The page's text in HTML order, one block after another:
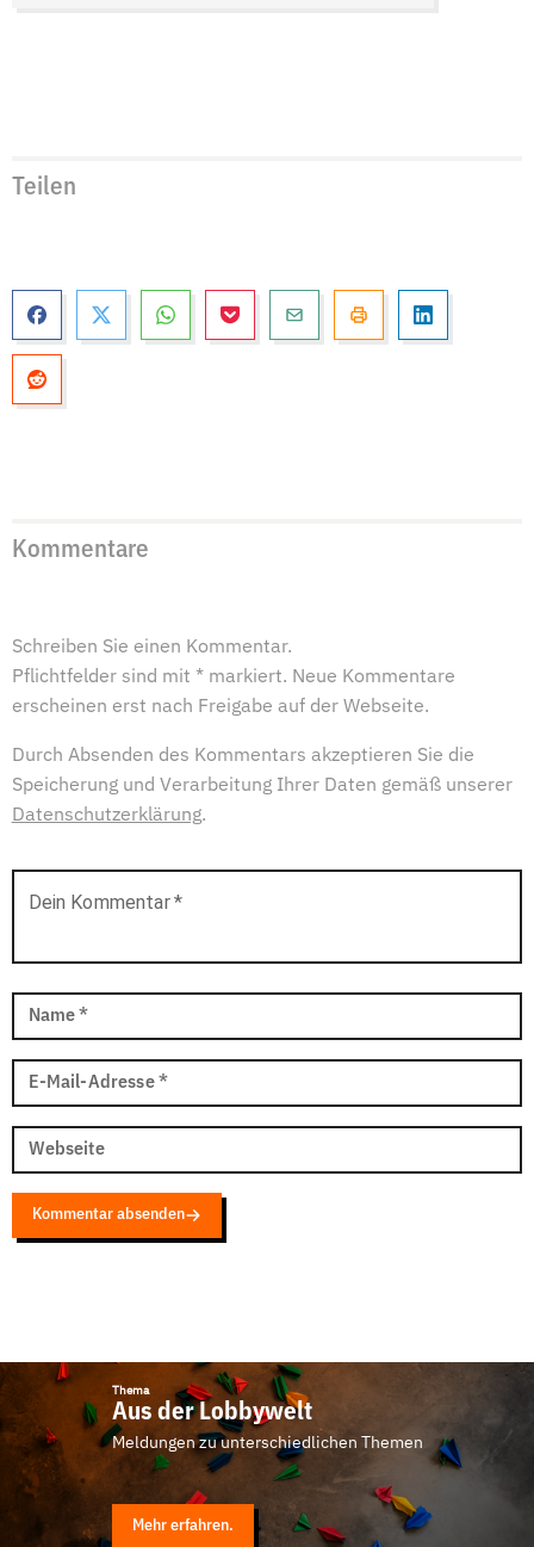
Teilen
Kommentare
Schreiben Sie einen Kommentar.
Pflichtfelder sind mit * markiert. Neue Kommentare
erscheinen erst nach Freigabe auf der Webseite.
Durch Absenden des Kommentars akzeptieren Sie die
Speicherung und Verarbeitung Ihrer Daten gemäß unserer
Datenschutzerklärung.
Dein Kommentar*
Name *
E-Mail-Adresse *
Webseite
Kommentar absenden
Thema
Aus der Lobbywelt
Meldungen zu unterschiedlichen Themen
Mehr erfahren.